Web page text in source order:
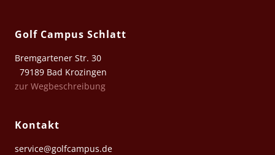
Golf Campus Schlatt
Bremgartener Str. 30
79189 Bad Krozingen
zur Wegbeschreibung
Kontakt
service@golfcampus.de